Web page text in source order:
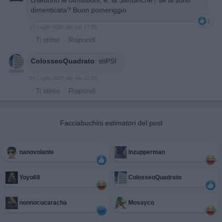
dimenticata? Buon pomeriggio
1
17 Luglio 2025 alle ore 17:55
· Ti stimo · Rispondi
ColosseoQuadrato: stiPSI
20 Luglio 2025 alle ore 12:29
· Ti stimo · Rispondi
Facciabuchini estimatori del post
nanovolante Inzupperman
Yoyo68 ColosseoQuadrato
nonnocucaracha Mosayco